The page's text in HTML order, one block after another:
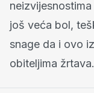
još veća bol,
snage da i ovo
obiteljima žrtava.